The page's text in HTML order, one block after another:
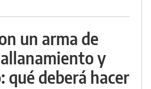
un arma de
y
qué deberá hacer